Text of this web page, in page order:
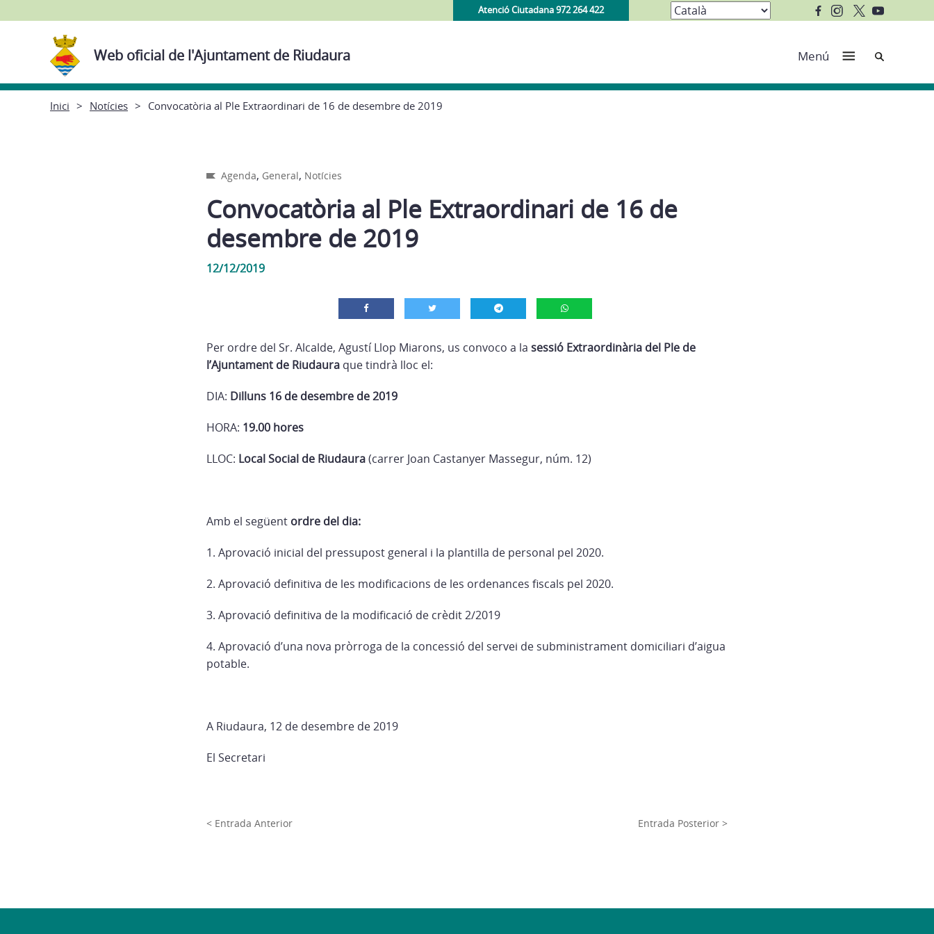
Atenció Ciutadana 972 264 422
Web oficial de l'Ajuntament de Riudaura Menú Cerca
Inici Notícies Convocatòria al Ple Extraordinari de 16 de desembre de 2019
Agenda, General, Notícies
Convocatòria al Ple Extraordinari de 16 de
desembre de 2019
12/12/2019
Per ordre del Sr. Alcalde, Agustí Llop Miarons, us convoco a la sessió Extraordinària del Ple de
l’Ajuntament de Riudaura que tindrà lloc el:
DIA: Dilluns 16 de desembre de 2019
HORA: 19.00 hores
LLOC: Local Social de Riudaura(carrer Joan Castanyer Massegur, núm. 12)
Amb el següent ordre del dia:
1. Aprovació inicial del pressupost general i la plantilla de personal pel 2020.
2. Aprovació definitiva de les modificacions de les ordenances fiscals pel 2020.
3. Aprovació definitiva de la modificació de crèdit 2/2019
4. Aprovació d’una nova pròrroga de la concessió del servei de subministrament domiciliari d’aigua
potable.
A Riudaura, 12 de desembre de 2019
El Secretari
< Entrada Anterior Entrada Posterior >